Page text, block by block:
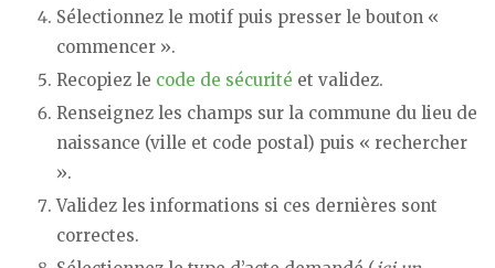
Sélectionnez le motif puis presser le bouton «
commencer ».
Recopiez le code de sécurité et validez.
Renseignez les champs sur la commune du lieu de
naissance (ville et code postal) puis « rechercher
».
Validez les informations si ces dernières sont
correctes.